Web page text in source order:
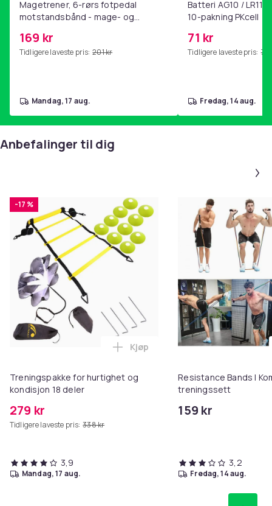
Magetrener, 6-rørs fotpedal
motstandsbånd - mage- og
hjemmegymnastikk Pink
169 kr
Tidligere laveste pris: 201 kr
mandag, 17 aug.
Batteri AG10 /
10-pakning PKcell
71 kr
Tidligere laveste pris: 76
fredag, 14 aug.
Anbefalinger til dig
-17 %
Treningspakke for hurtighet og
kondisjon 18 deler
279 kr
Tidligere laveste pris: 338 kr
Legg Treningspakke for
Kjøp
3,9
mandag, 17 aug.
Resistance Bands I
treningssett
159 kr
3,2
fredag, 14 aug.